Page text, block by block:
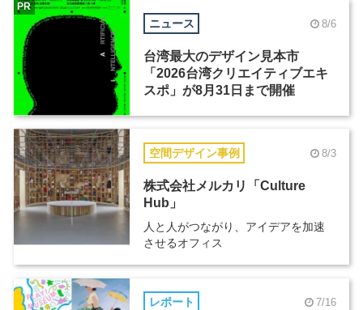
ニュース 8/6
台湾最大のデザイン見本市
「2026台湾クリエイティブエキ
スポ」が8月31日まで開催
PR
空間デザイン事例 8/3
株式会社メルカリ「Culture
Hub」
人と人がつながり、アイデアを加速
させるオフィス
レポート 7/16